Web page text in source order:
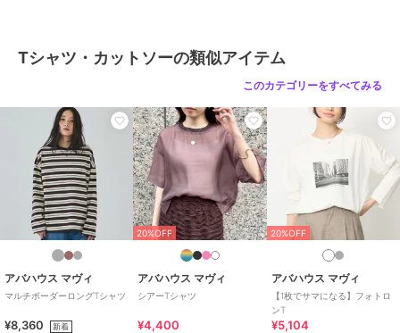
Tシャツ・カットソーの類似アイテム
このカテゴリーをすべてみる
アバハウス マヴィ
マルチボーダーロングTシャツ
¥8,360 新着
20%OFF
アバハウス マヴィ
シアーTシャツ
¥4,400
20%OFF
アバハウス マヴィ
【1枚でサマになる】フォトロ
ンT
¥5,104